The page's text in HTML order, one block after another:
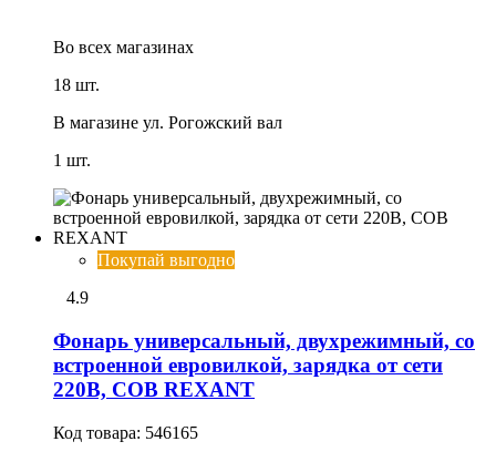
Во всех магазинах
18 шт.
В магазине ул. Рогожский вал
1 шт.
Покупай выгодно
4.9
Фонарь универсальный, двухрежимный, со
встроенной евровилкой, зарядка от сети
220В, СОВ REXANT
Код товара: 546165